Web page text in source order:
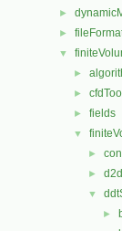
►
►
▼
►
►
► fields
▼
►
►
▼
►